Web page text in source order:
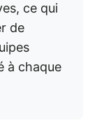
ce qui
de
à chaque